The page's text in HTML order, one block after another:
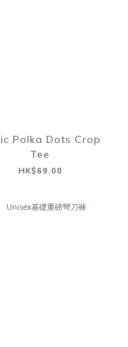
Polka Dots Crop
Tee
HK$69.00